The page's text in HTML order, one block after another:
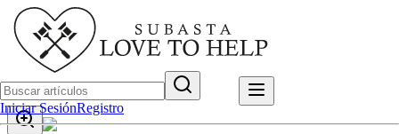
Iniciar SesiónRegistro